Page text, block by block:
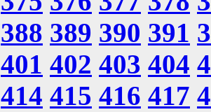
388 389 390 391
401 402 403 404
414 415 416 417